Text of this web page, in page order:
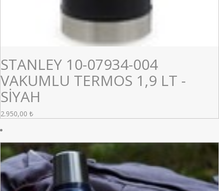
STANLEY 10-07934-004
VAKUMLU TERMOS 1,9 LT -
SİYAH
2.950,00 ₺